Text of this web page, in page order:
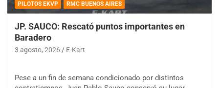
PILOTOS EKVP RMC BUENOS AIRES
JP. SAUCO: Rescató puntos importantes en
Baradero
3 agosto, 2026 E-Kart
Pese a un fin de semana condicionado por distintos
COBERTURA ESPECIAL DE E-KART.COM.AR